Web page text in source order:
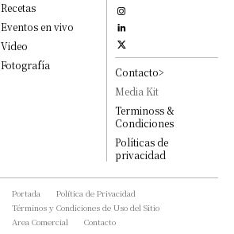
Recetas
Eventos en vivo
Video
Fotografía
Contacto>
Media Kit
Terminoss &
Condiciones
Políticas de
privacidad
Portada
Política de Privacidad
Términos y Condiciones de Uso del Sitio
Area Comercial
Contacto